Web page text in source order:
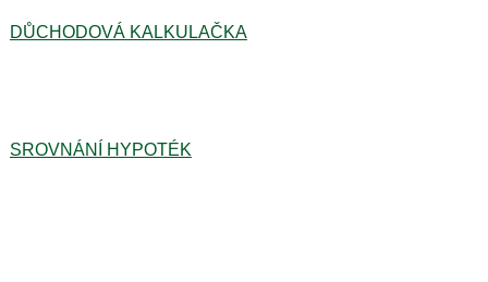
DŮCHODOVÁ KALKULAČKA
SROVNÁNÍ HYPOTÉK